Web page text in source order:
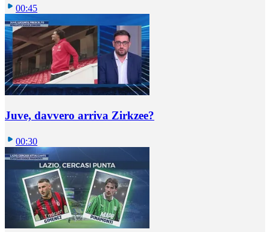
00:45
Juve, davvero arriva Zirkzee?
00:30